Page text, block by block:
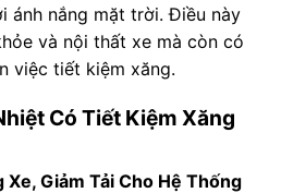
ánh nắng mặt trời. Điều này
và nội thất xe mà còn có
việc tiết kiệm xăng.
Có Tiết Kiệm Xăng
Giảm Tải Cho Hệ Thống